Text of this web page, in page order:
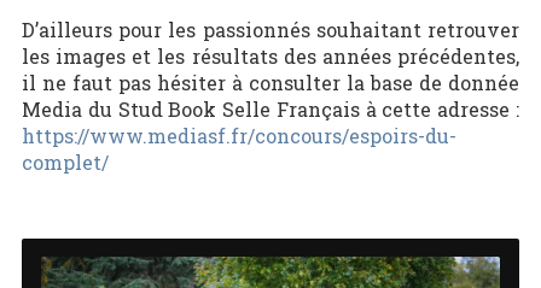
D’ailleurs pour les passionnés souhaitant retrouver
les images et les résultats des années précédentes,
il ne faut pas hésiter à consulter la base de donnée
Media du Stud Book Selle Français à cette adresse :
https://www.mediasf.fr/concours/espoirs-du-
complet/